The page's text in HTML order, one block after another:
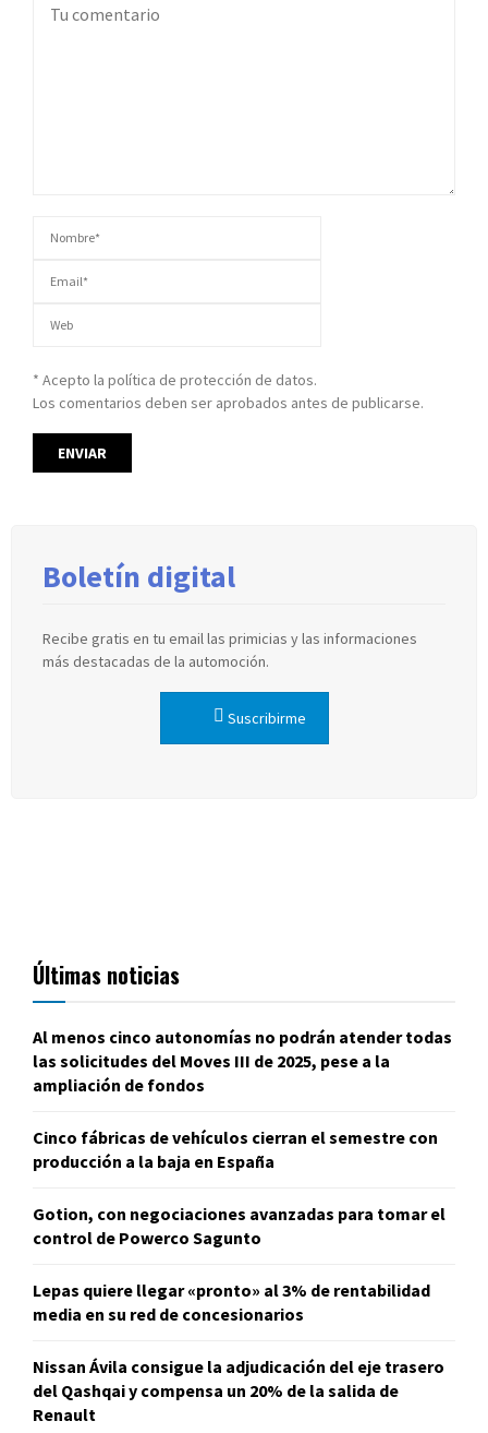
* Acepto la política de protección de datos.
Los comentarios deben ser aprobados antes de publicarse.
Boletín digital
Recibe gratis en tu email las primicias y las informaciones
más destacadas de la automoción.
Suscribirme
Últimas noticias
Al menos cinco autonomías no podrán atender todas
las solicitudes del Moves III de 2025, pese a la
ampliación de fondos
Cinco fábricas de vehículos cierran el semestre con
producción a la baja en España
Gotion, con negociaciones avanzadas para tomar el
control de Powerco Sagunto
Lepas quiere llegar «pronto» al 3% de rentabilidad
media en su red de concesionarios
Nissan Ávila consigue la adjudicación del eje trasero
del Qashqai y compensa un 20% de la salida de
Renault